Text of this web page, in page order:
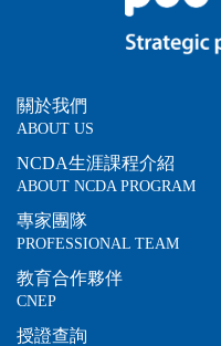
關於我們
ABOUT US
NCDA生涯課程介紹
ABOUT NCDA PROGRAM
專家團隊
PROFESSIONAL TEAM
教育合作夥伴
CNEP
授證查詢